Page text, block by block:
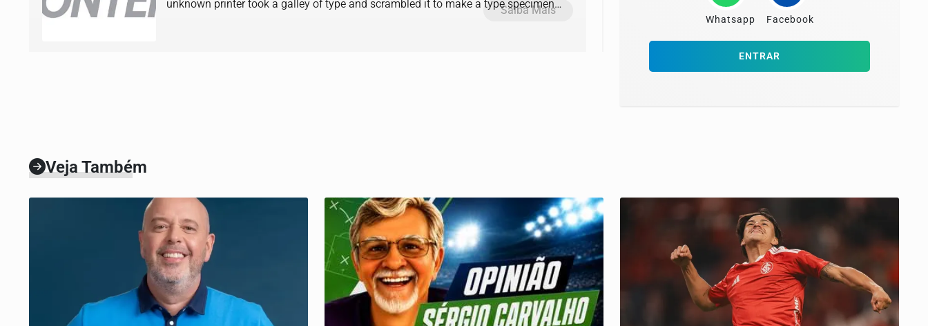
unknown printer took a galley of type and scrambled it to make a type specimen
Saiba Mais
Whatsapp Facebook
ENTRAR
Veja Também